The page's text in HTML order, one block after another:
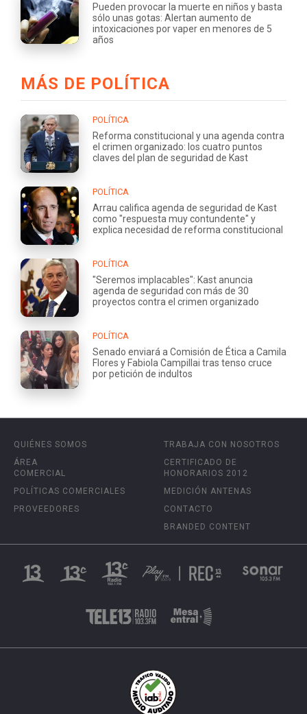
Pueden provocar la muerte en niños y basta
sólo unas gotas: Alertan aumento de
intoxicaciones por vaper en menores de 5
años
MÁS DE POLÍTICA
POLÍTICA
Reforma constitucional y una agenda contra
el crimen organizado: los cuatro puntos
claves del plan de seguridad de Kast
POLÍTICA
Arrau califica agenda de seguridad de Kast
como "respuesta muy contundente" y
explica necesidad de reforma constitucional
POLÍTICA
"Seremos implacables": Kast anuncia
agenda de seguridad con más de 30
proyectos contra el crimen organizado
POLÍTICA
Senado enviará a Comisión de Ética a Camila
Flores y Fabiola Campillai tras tenso cruce
por petición de indultos
QUIÉNES SOMOS
ÁREA
COMERCIAL
POLÍTICAS COMERCIALES
PROVEEDORES
TRABAJA CON NOSOTROS
CERTIFICADO DE
HONORARIOS 2012
MEDICIÓN ANTENAS
CONTACTO
BRANDED CONTENT